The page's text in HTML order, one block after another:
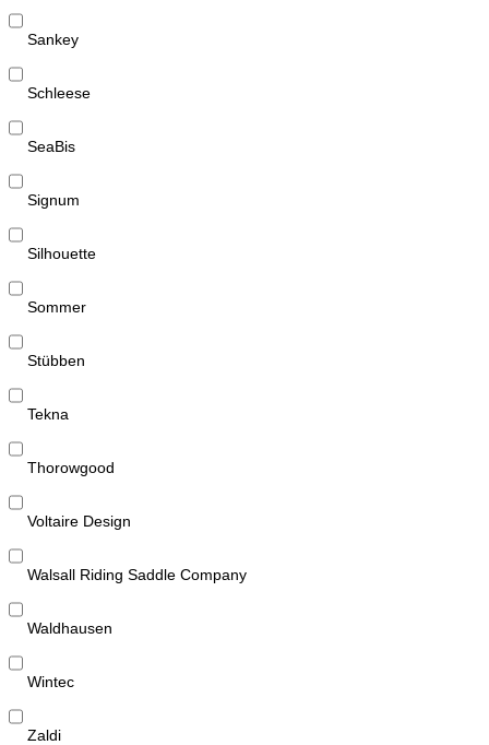
Sankey
Schleese
SeaBis
Signum
Silhouette
Sommer
Stübben
Tekna
Thorowgood
Voltaire Design
Walsall Riding Saddle Company
Waldhausen
Wintec
Zaldi